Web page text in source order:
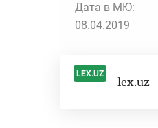
Дата в МЮ:
08.04.2019
LEX.UZ
lex.uz